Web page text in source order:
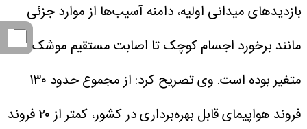
بازدیدهای میدانی اولیه، دامنه آسیب‌ها از موارد جزئی
مانند برخورد اجسام کوچک تا اصابت مستقیم موشک
متغیر بوده است.
وی تصریح کرد: از مجموع حدود ۱۳۰
فروند هواپیمای قابل بهره‌برداری در کشور، کمتر از ۲۰ فروند